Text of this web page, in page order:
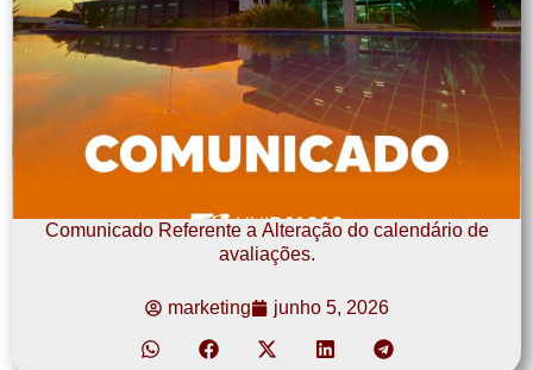
Comunicado Referente a Alteração do calendário de
avaliações.
marketing junho 5, 2026